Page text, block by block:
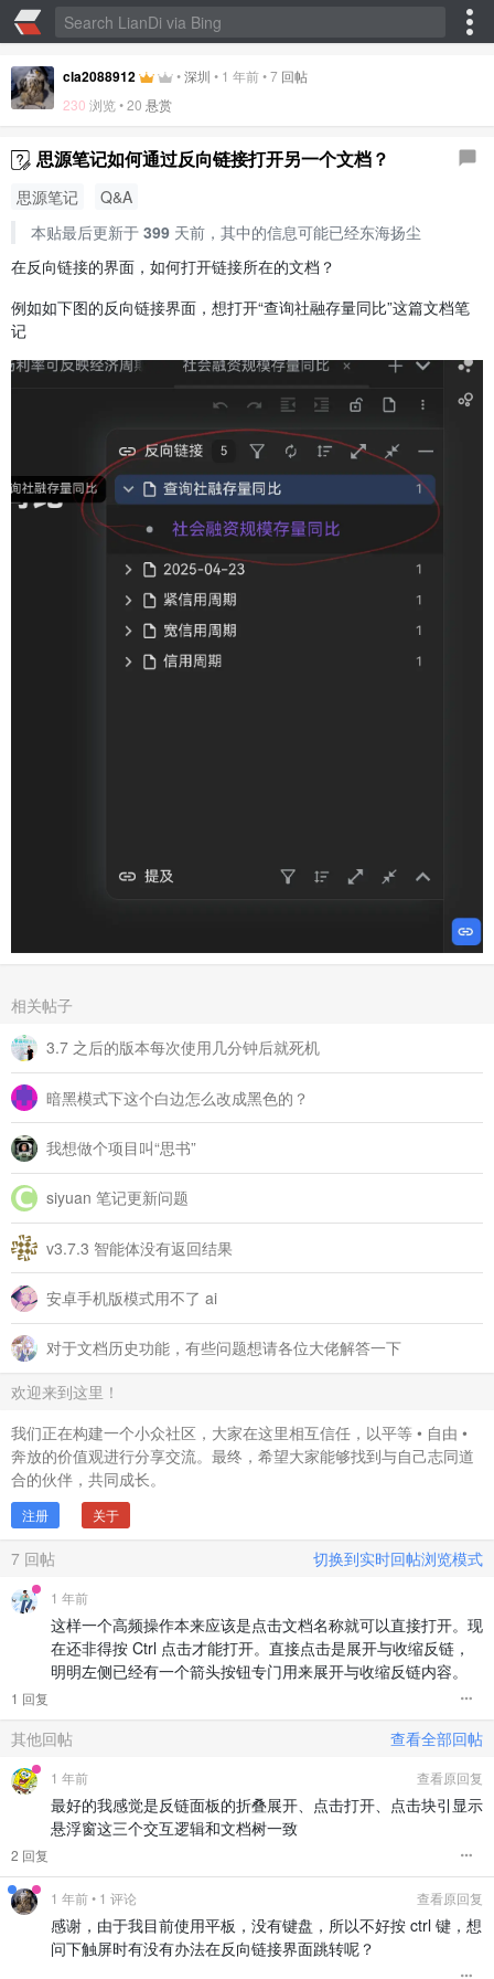
cla2088912 •深圳 • 1 年前•7 回帖
230 浏览 •20 悬赏
思源笔记如何通过反向链接打开另一个文档？
思源笔记
Q&A
本贴最后更新于 399天前，其中的信息可能已经东海扬尘
在反向链接的界面，如何打开链接所在的文档？
例如如下图的反向链接界面，想打开“查询社融存量同比”这篇文档笔
记
相关帖子
3.7 之后的版本每次使用几分钟后就死机
暗黑模式下这个白边怎么改成黑色的？
我想做个项目叫“思书”
siyuan 笔记更新问题
v3.7.3 智能体没有返回结果
安卓手机版模式用不了 ai
对于文档历史功能，有些问题想请各位大佬解答一下
欢迎来到这里！
我们正在构建一个小众社区，大家在这里相互信任，以平等 • 自由 •
奔放的价值观进行分享交流。最终，希望大家能够找到与自己志同道
合的伙伴，共同成长。
注册 关于
7 回帖 切换到实时回帖浏览模式
1 年前
这样一个高频操作本来应该是点击文档名称就可以直接打开。现
在还非得按 Ctrl 点击才能打开。直接点击是展开与收缩反链，
明明左侧已经有一个箭头按钮专门用来展开与收缩反链内容。
1 回复
其他回帖 查看全部回帖
1 年前 查看原回复
最好的我感觉是反链面板的折叠展开、点击打开、点击块引显示
悬浮窗这三个交互逻辑和文档树一致
2 回复
1 年前• 1 评论 查看原回复
感谢，由于我目前使用平板，没有键盘，所以不好按 ctrl 键，想
问下触屏时有没有办法在反向链接界面跳转呢？